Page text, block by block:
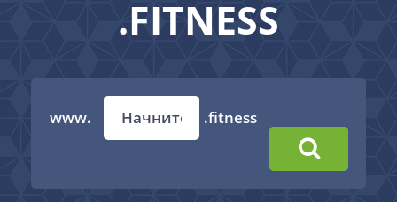
.FITNESS
www. .fitness